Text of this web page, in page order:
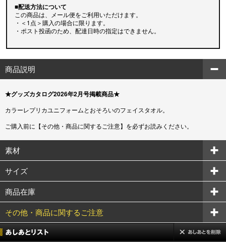
■配送方法について
この商品は、メール便をご利用いただけます。
・＜1点＞購入の場合に限ります。
・ポスト投函のため、配達日時の指定はできません。
商品説明
★グッズカタログ2026年2月号掲載商品★
カラーレプリカユニフォームとおそろいのフェイスタオル。
ご購入前に【その他・商品に関するご注意】を必ずお読みください。
素材
サイズ
商品在庫
その他・商品に関するご注意